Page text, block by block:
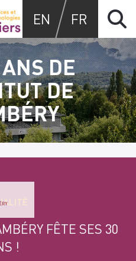
EN FR
DE
DE
FÊTE SES 30
!